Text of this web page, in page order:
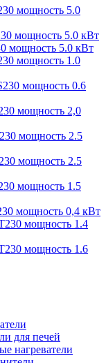
мощность 5.0
мощность 5.0 кВт
мощность 5.0 кВт
мощность 1.0
мощность 0.6
мощность 2,0
мощность 2.5
мощность 2.5
мощность 1.5
мощность 0,4 кВт
мощность 1.4
мощность 1.6
для печей
нагреватели